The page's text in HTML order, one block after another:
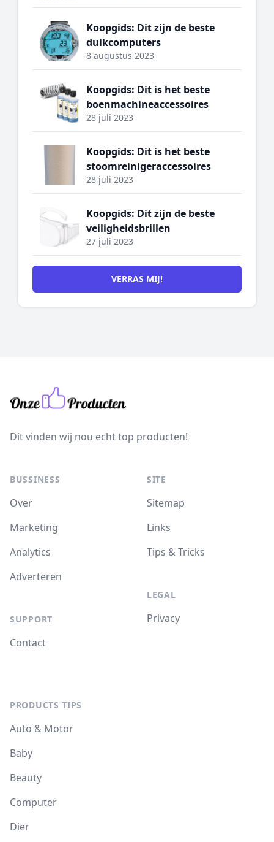
Koopgids: Dit zijn de beste
duikcomputers
8 augustus 2023
Koopgids: Dit is het beste
boenmachineaccessoires
28 juli 2023
Koopgids: Dit is het beste
stoomreinigeraccessoires
28 juli 2023
Koopgids: Dit zijn de beste
veiligheidsbrillen
27 juli 2023
VERRAS MIJ!
Dit vinden wij nou echt top producten!
BUSSINESS
Over
Marketing
Analytics
Adverteren
SUPPORT
Contact
SITE
Sitemap
Links
Tips & Tricks
LEGAL
Privacy
PRODUCTS TIPS
Auto & Motor
Baby
Beauty
Computer
Dier